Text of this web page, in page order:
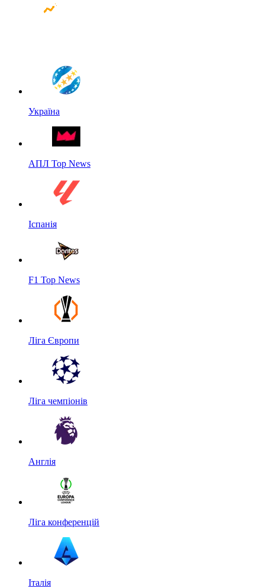
Україна
АПЛ Top News
Іспанія
F1 Top News
Ліга Європи
Ліга чемпіонів
Англія
Ліга конференцій
Італія